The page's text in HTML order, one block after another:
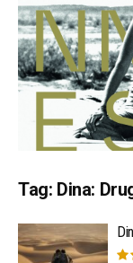
Tag: Dina: